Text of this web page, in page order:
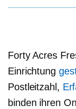
Forty Acres
Einrichtung
Postleitzahl,
binden ihren